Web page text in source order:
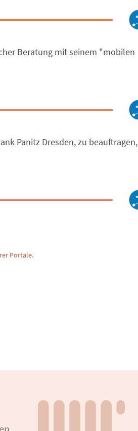
Beratung mit seinem "mobilen
Panitz Dresden, zu beauftragen,
Portale.